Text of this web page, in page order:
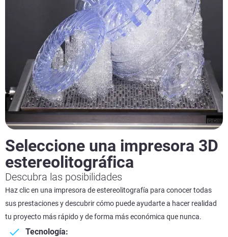
Seleccione una impresora 3D
estereolitográfica
Descubra las posibilidades
Haz clic en una impresora de estereolitografía para conocer todas
sus prestaciones y descubrir cómo puede ayudarte a hacer realidad
tu proyecto más rápido y de forma más económica que nunca.
Tecnología: